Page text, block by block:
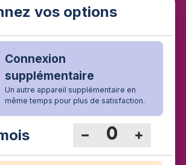
vos options
Connexion
supplémentaire
Un autre appareil supplémentaire en
même temps pour plus de satisfaction.